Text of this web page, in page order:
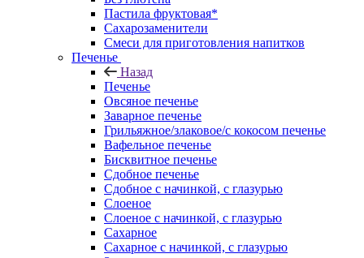
Пастила фруктовая*
Сахарозаменители
Смеси для приготовления напитков
Печенье
Назад
Печенье
Овсяное печенье
Заварное печенье
Грильяжное/злаковое/с кокосом печенье
Вафельное печенье
Бисквитное печенье
Сдобное печенье
Сдобное с начинкой, с глазурью
Слоеное
Слоеное с начинкой, с глазурью
Сахарное
Сахарное с начинкой, с глазурью